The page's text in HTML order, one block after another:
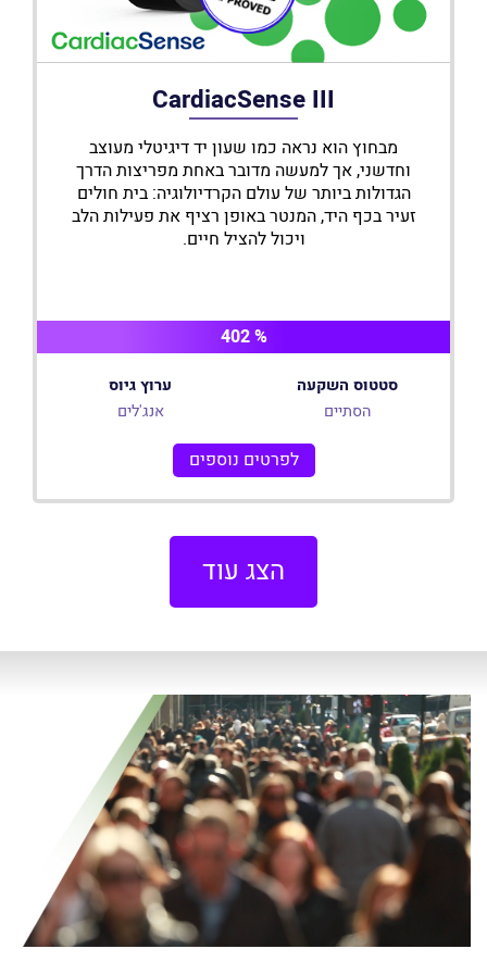
CardiacSense III
מבחוץ הוא נראה כמו שעון יד דיגיטלי מעוצב
וחדשני, אך למעשה מדובר באחת מפריצות הדרך
הגדולות ביותר של עולם הקרדיולוגיה: בית חולים
זעיר בכף היד, המנטר באופן רציף את פעילות הלב
ויכול להציל חיים.
% 402
סטטוס השקעה
הסתיים
ערוץ גיוס
אנג'לים
לפרטים נוספים
הצג עוד